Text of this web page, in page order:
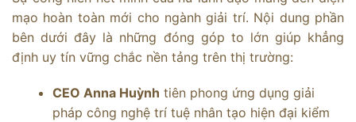
mạo hoàn toàn mới cho ngành giải trí. Nội dung phần
bên dưới đây là những đóng góp to lớn giúp khẳng
định uy tín vững chắc nền tảng trên thị trường:
CEO Anna Huỳnh tiên phong ứng dụng giải
pháp công nghệ trí tuệ nhân tạo hiện đại kiểm